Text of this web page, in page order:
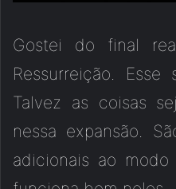
Gostei do final
Ressurreição.
Talvez as coisas
nessa expansão.
adicionais ao